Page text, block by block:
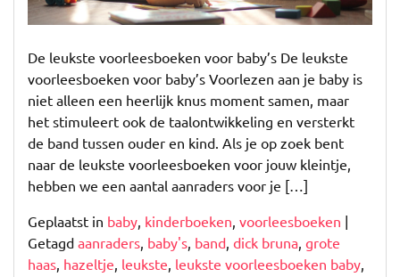
knusse
vol
verhalen!
De leukste voorleesboeken voor baby’s De leukste
voorleesboeken voor baby’s Voorlezen aan je baby is
niet alleen een heerlijk knus moment samen, maar
het stimuleert ook de taalontwikkeling en versterkt
de band tussen ouder en kind. Als je op zoek bent
naar de leukste voorleesboeken voor jouw kleintje,
hebben we een aantal aanraders voor je […]
Geplaatst in baby, kinderboeken, voorleesboeken |
Getagd aanraders, baby's, band, dick bruna, grote
haas, hazeltje, leukste, leukste voorleesboeken baby,